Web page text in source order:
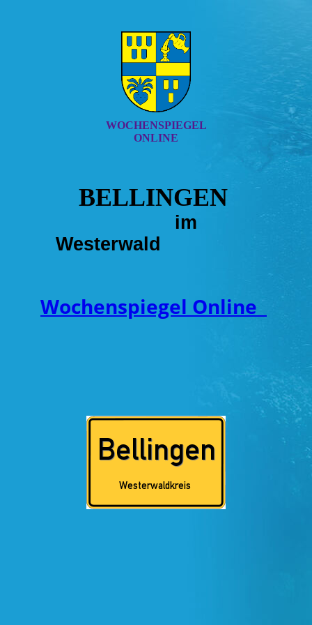
WOCHENSPIEGEL
ONLINE
BELLINGEN
im
Westerwald
Wochenspiegel Online